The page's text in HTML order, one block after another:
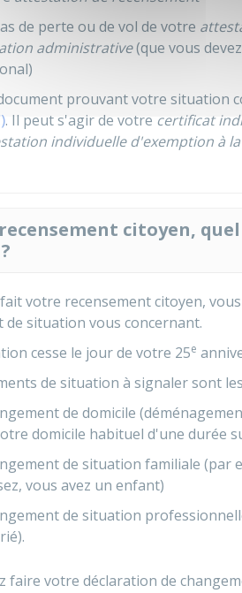
de perte ou de vol de votre
administrative(que vous
prouvant votre situation
. Il peut s'agir de votre certificat
individuelle d'exemption à la
citoyen,
votre recensement citoyen,
de situation vous concernant.
cesse le jour de votre 25e
de situation à signaler sont
de domicile
domicile habituel d'une durée
de situation familiale (par
vous avez un enfant)
de situation
faire votre déclaration de